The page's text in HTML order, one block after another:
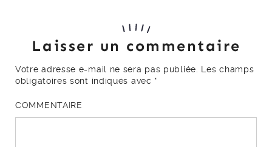
Laisser un commentaire
Votre adresse e-mail ne sera pas publiée.
Les champs
obligatoires sont indiqués avec *
COMMENTAIRE